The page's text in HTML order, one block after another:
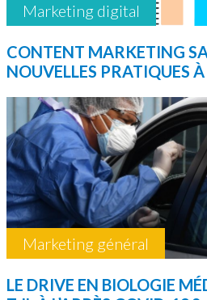
Marketing digital
CONTENT MARKETING
NOUVELLES PRATIQUES À
Marketing général
LE DRIVE EN BIOLOGIE